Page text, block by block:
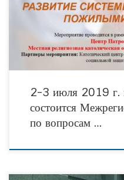
ухода за пожилыми и больными
2-3 июля 2019 г.
состоится
по вопросам …